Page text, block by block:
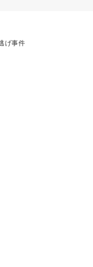
げ事件